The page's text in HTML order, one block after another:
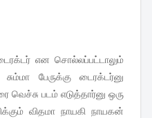
என சொல்லப்பட்டாலும்
பேருக்கு டைரக்டர்னு
வெச்சு படம் எடுத்தார்னு ஒரு
விதமா நாயகி நாயகன்